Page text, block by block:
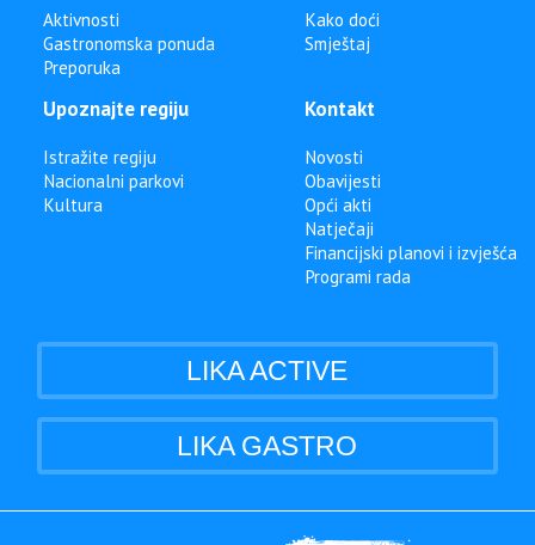
Aktivnosti
Gastronomska ponuda
Preporuka
Kako doći
Smještaj
Upoznajte regiju
Istražite regiju
Nacionalni parkovi
Kultura
Kontakt
Novosti
Obavijesti
Opći akti
Natječaji
Financijski planovi i izvješća
Programi rada
LIKA ACTIVE
LIKA GASTRO